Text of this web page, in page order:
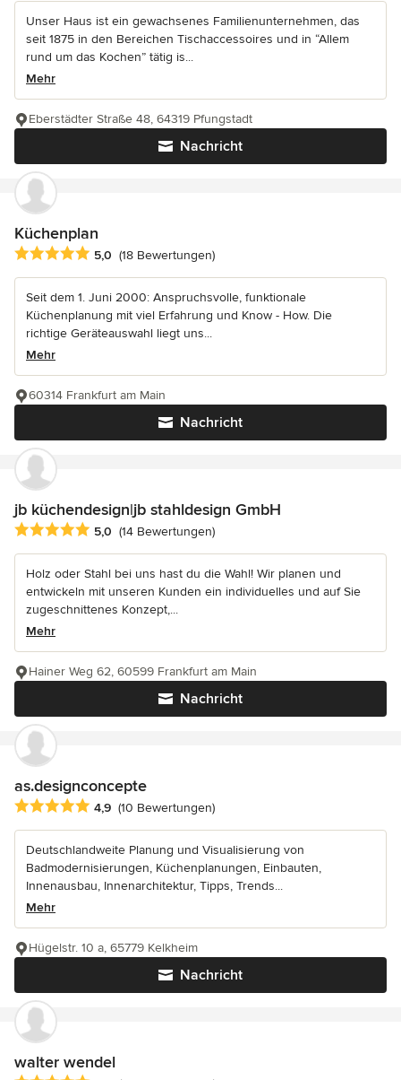
Unser Haus ist ein gewachsenes Familienunternehmen, das
seit 1875 in den Bereichen Tischaccessoires und in “Allem
rund um das Kochen” tätig is...
Mehr
Nachricht
Eberstädter Straße 48, 64319 Pfungstadt
Küchenplan
Durchschnittliche Bewertung: 5 von 5 Sternen
5,0 (18 Bewertungen)
Seit dem 1. Juni 2000: Anspruchsvolle, funktionale
Küchenplanung mit viel Erfahrung und Know - How. Die
richtige Geräteauswahl liegt uns...
Mehr
Nachricht
60314 Frankfurt am Main
jb küchendesign|jb stahldesign GmbH
Durchschnittliche Bewertung: 5 von 5 Sternen
5,0 (14 Bewertungen)
Holz oder Stahl bei uns hast du die Wahl! Wir planen und
entwickeln mit unseren Kunden ein individuelles und auf Sie
zugeschnittenes Konzept,...
Mehr
Nachricht
Hainer Weg 62, 60599 Frankfurt am Main
as.designconcepte
Durchschnittliche Bewertung: 4.9 von 5 Sternen
4,9 (10 Bewertungen)
Deutschlandweite Planung und Visualisierung von
Badmodernisierungen, Küchenplanungen, Einbauten,
Innenausbau, Innenarchitektur, Tipps, Trends...
Mehr
Nachricht
Hügelstr. 10 a, 65779 Kelkheim
walter wendel